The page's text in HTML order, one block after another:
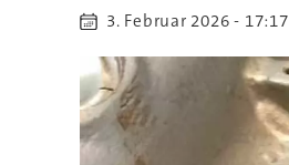
3. Februar 2026 - 17:17